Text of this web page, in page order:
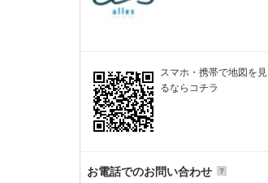
スマホ・携帯で地図を見
るならコチラ
お電話でのお問い合わせ